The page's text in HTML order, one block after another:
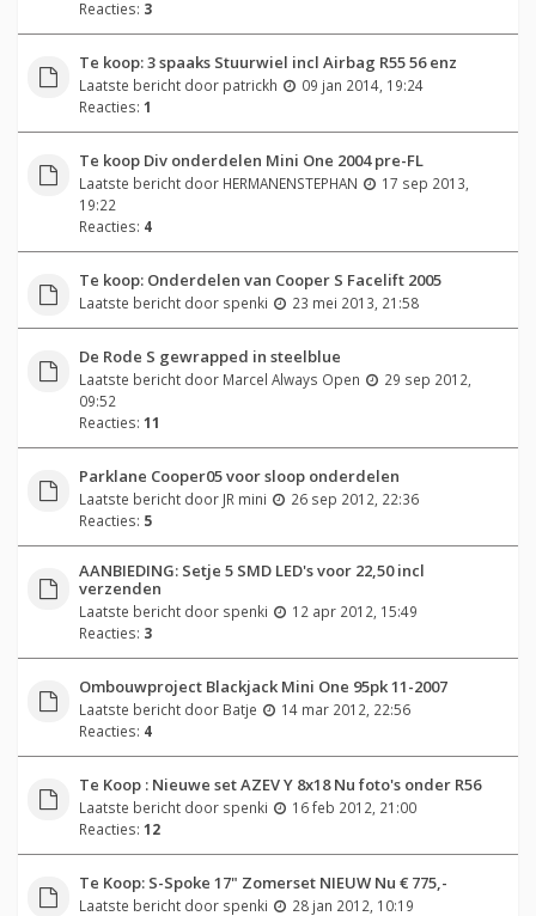
Reacties: 3
Te koop: 3 spaaks Stuurwiel incl Airbag R55 56 enz
Laatste bericht door patrickh
09 jan 2014, 19:24
Reacties: 1
Te koop Div onderdelen Mini One 2004 pre-FL
Laatste bericht door HERMANENSTEPHAN
17 sep 2013,
19:22
Reacties: 4
Te koop: Onderdelen van Cooper S Facelift 2005
Laatste bericht door spenki 23 mei 2013, 21:58
De Rode S gewrapped in steelblue
Laatste bericht door Marcel Always Open
29 sep 2012,
09:52
Reacties: 11
Parklane Cooper05 voor sloop onderdelen
Laatste bericht door JR mini
26 sep 2012, 22:36
Reacties: 5
AANBIEDING: Setje 5 SMD LED's voor 22,50 incl
verzenden
Laatste bericht door spenki
12 apr 2012, 15:49
Reacties: 3
Ombouwproject Blackjack Mini One 95pk 11-2007
Laatste bericht door Batje
14 mar 2012, 22:56
Reacties: 4
Te Koop : Nieuwe set AZEV Y 8x18 Nu foto's onder R56
Laatste bericht door spenki
16 feb 2012, 21:00
Reacties: 12
Te Koop: S-Spoke 17" Zomerset NIEUW Nu € 775,-
Laatste bericht door spenki 28 jan 2012, 10:19